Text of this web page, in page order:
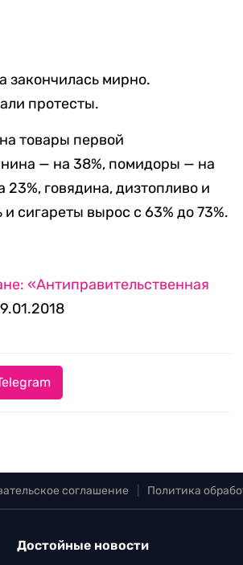
закончилась мирно.
протесты.
товары первой
— на 38%, помидоры — на
говядина, дизтопливо и
сигареты вырос с 63% до 73%.
«Антиправительственная
соглашение Политика
Достойные новости